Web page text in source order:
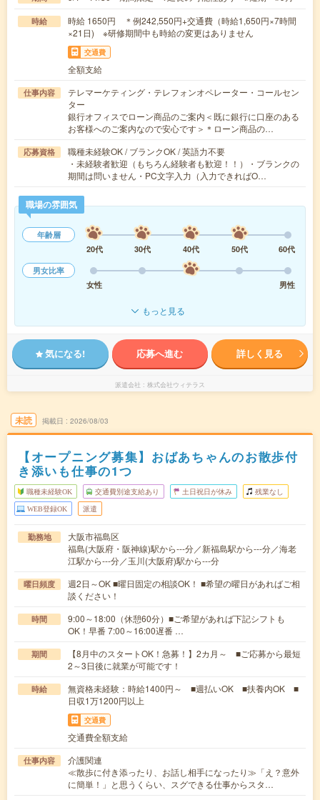
時給
時給 1650円 ＊例242,550円+交通費（時給1,650円×7時間
×21日) ※研修期間中も時給の変更はありません
交通費
全額支給
仕事内容
テレマーケティング・テレフォンオペレーター・コールセン
ター
銀行オフィスでローン商品のご案内＜既に銀行に口座のある
お客様へのご案内なので安心です＞＊ローン商品の…
応募資格
職種未経験OK / ブランクOK / 英語力不要
・未経験者歓迎（もちろん経験者も歓迎！！）・ブランクの
期間は問いません・PC文字入力（入力できればO…
職場の雰囲気
年齢層
20代
30代 40代 50代
60代
男女比率
女性
男性
もっと見る
気になる! 応募へ進む 詳しく見る
派遣会社 株式会社ウィテラス
未読 掲載日 2026/08/03
【オープニング募集】おばあちゃんのお散歩付
き添いも仕事の1つ
職種未経験OK 交通費別途支給あり 土日祝日が休み 残業なし
WEB登録OK 派遣
勤務地
大阪市福島区
福島(大阪府・阪神線)駅から---分／新福島駅から---分／海老
江駅から---分／玉川(大阪府)駅から---分
曜日頻度
週2日～OK ■曜日固定の相談OK！ ■希望の曜日があればご相
談ください！
時間
9:00～18:00（休憩60分）■ご希望があれば下記シフトも
OK！早番 7:00～16:00遅番 …
期間
【8月中のスタートOK！急募！】2カ月～ ■ご応募から最短
2～3日後に就業が可能です！
時給
無資格未経験：時給1400円～ ■週払いOK ■扶養内OK ■
日収1万1200円以上
交通費
交通費全額支給
仕事内容
介護関連
≪散歩に付き添ったり、お話し相手になったり≫「え？意外
に簡単！」と思うくらい、スグできる仕事からスタ…